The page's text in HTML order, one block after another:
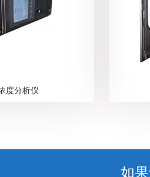
度分析仪
如